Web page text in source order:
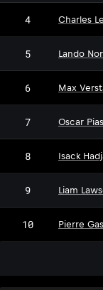
4 Charles
5 Lando
6 Max
7 Oscar
8 Isack
9 Liam
10 Pierre